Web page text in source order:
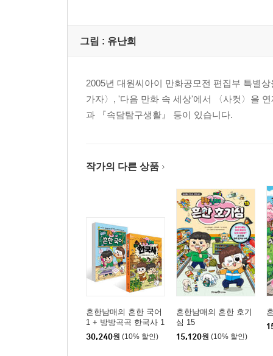
그림 : 유난희
2005년 대원씨아이 만화공모전 편집부 특별
가자〉, '다음 만화 속 세상'에서 〈사컷〉을
과 『속담탐구생활』 등이 있습니다.
작가의 다른 상품
흔한남매의 흔한 국어
1 + 방방곡곡 한국사 1
세트
30,240원 (10% 할인)
흔한남매의 흔한 호기
심 15
15,120원 (10% 할인)